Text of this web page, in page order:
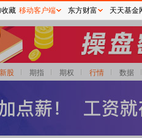
新股 期指 期权 行情 数据
藏 移动客户端 东方财富 天天基金